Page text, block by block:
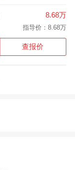
8.68万
指导价：8.68万
查报价